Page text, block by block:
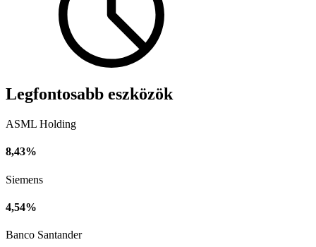
Legfontosabb eszközök
ASML Holding
8,43%
Siemens
4,54%
Banco Santander